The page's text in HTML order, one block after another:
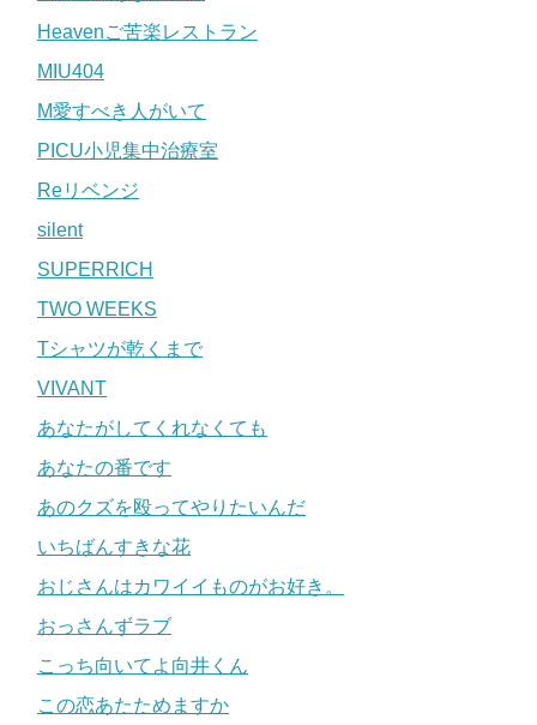
Heavenご苦楽レストラン
MIU404
M愛すべき人がいて
PICU小児集中治療室
Reリベンジ
silent
SUPERRICH
TWO WEEKS
Tシャツが乾くまで
VIVANT
あなたがしてくれなくても
あなたの番です
あのクズを殴ってやりたいんだ
いちばんすきな花
おじさんはカワイイものがお好き。
おっさんずラブ
こっち向いてよ向井くん
この恋あたためますか